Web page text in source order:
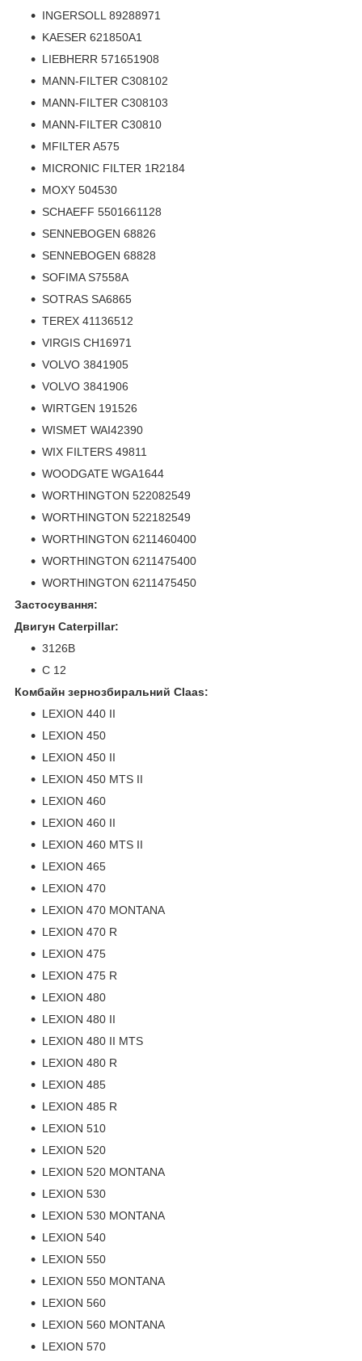
INGERSOLL 89288971
KAESER 621850A1
LIEBHERR 571651908
MANN-FILTER C308102
MANN-FILTER C308103
MANN-FILTER C30810
MFILTER A575
MICRONIC FILTER 1R2184
MOXY 504530
SCHAEFF 5501661128
SENNEBOGEN 68826
SENNEBOGEN 68828
SOFIMA S7558A
SOTRAS SA6865
TEREX 41136512
VIRGIS CH16971
VOLVO 3841905
VOLVO 3841906
WIRTGEN 191526
WISMET WAI42390
WIX FILTERS 49811
WOODGATE WGA1644
WORTHINGTON 522082549
WORTHINGTON 522182549
WORTHINGTON 6211460400
WORTHINGTON 6211475400
WORTHINGTON 6211475450
Застосування:
Двигун Caterpillar:
3126B
C 12
Комбайн зернозбиральний Claas:
LEXION 440 II
LEXION 450
LEXION 450 II
LEXION 450 MTS II
LEXION 460
LEXION 460 II
LEXION 460 MTS II
LEXION 465
LEXION 470
LEXION 470 MONTANA
LEXION 470 R
LEXION 475
LEXION 475 R
LEXION 480
LEXION 480 II
LEXION 480 II MTS
LEXION 480 R
LEXION 485
LEXION 485 R
LEXION 510
LEXION 520
LEXION 520 MONTANA
LEXION 530
LEXION 530 MONTANA
LEXION 540
LEXION 550
LEXION 550 MONTANA
LEXION 560
LEXION 560 MONTANA
LEXION 570